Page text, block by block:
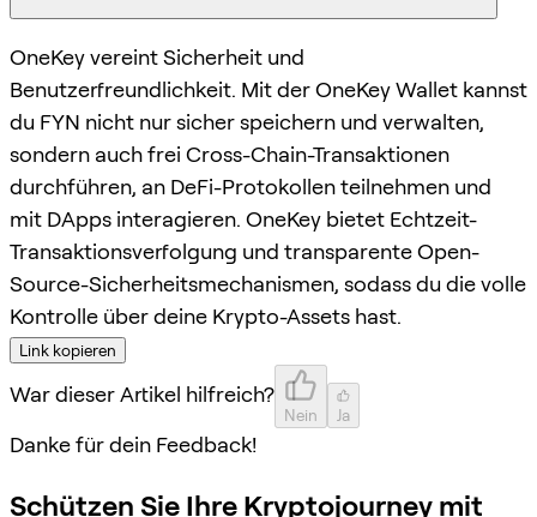
OneKey vereint Sicherheit und
Benutzerfreundlichkeit. Mit der OneKey Wallet kannst
du FYN nicht nur sicher speichern und verwalten,
sondern auch frei Cross-Chain-Transaktionen
durchführen, an DeFi-Protokollen teilnehmen und
mit DApps interagieren. OneKey bietet Echtzeit-
Transaktionsverfolgung und transparente Open-
Source-Sicherheitsmechanismen, sodass du die volle
Kontrolle über deine Krypto-Assets hast.
Link kopieren
War dieser Artikel hilfreich?
Nein Ja
Danke für dein Feedback!
Schützen Sie Ihre Kryptojourney mit